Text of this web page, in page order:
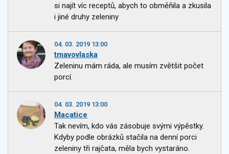
si najít víc receptů, abych to obměňila a zkusila
i jiné druhy zeleniny
04. 03. 2019 13:00
tmavovlaska
Zeleninu mám ráda, ale musím zvětšit počet
porcí.
04. 03. 2019 13:00
Macatice
Tak nevím, kdo vás zásobuje svými výpěstky.
Kdyby podle obrázků stačila na denní porci
zeleniny tři rajčata, měla bych vystaráno.